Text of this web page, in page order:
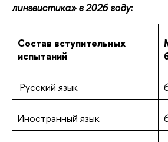
лингвистика» в 2026 году:
Состав вступительных
испытаний
Русский язык
Иностранный язык